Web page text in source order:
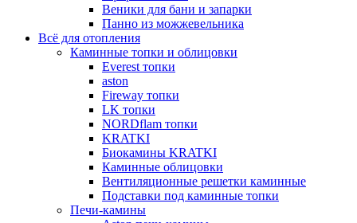
Веники для бани и запарки
Панно из можжевельника
Всё для отопления
Каминные топки и облицовки
Everest топки
aston
Fireway топки
LK топки
NORDflam топки
KRATKI
Биокамины KRATKI
Каминные облицовки
Вентиляционные решетки каминные
Подставки под каминные топки
Печи-камины